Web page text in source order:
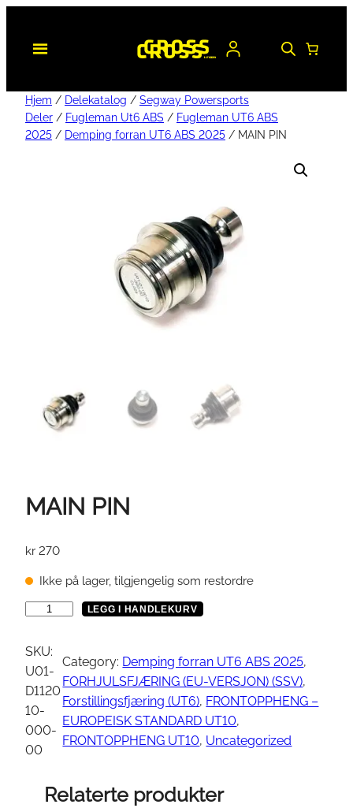
Hjem / Delekatalog / Segway Powersports
Deler / Fugleman Ut6 ABS / Fugleman UT6 ABS
2025 / Demping forran UT6 ABS 2025 / MAIN PIN
MAIN PIN
kr 270
Ikke på lager, tilgjengelig som restordre
I
N
P
I
N
a
LEGG I HANDLEKURV
SKU:
U01-
D1120
10-
000-
00
Category: Demping forran UT6 ABS 2025
FORHJULSFJÆRING (EU-VERSJON) (SSV)
Forstillingsfjæring (UT6), FRONTOPPHENG –
EUROPEISK STANDARD UT10
FRONTOPPHENG UT10, Uncategorized
Relaterte produkter